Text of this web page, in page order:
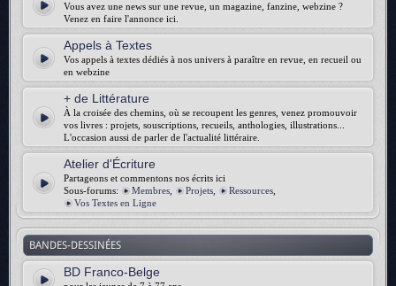
Vous avez une news sur une revue, un magazine, fanzine, webzine ?
Venez en faire l'annonce ici.
Appels à Textes
Vos appels à textes dédiés à nos univers à paraître en revue, en recueil ou
en webzine
+ de Littérature
À la croisée des chemins, où se recoupent les genres, venez promouvoir
vos livres : projets, souscriptions, recueils, anthologies, illustrations...
L'occasion aussi de parler de l'actualité littéraire.
Atelier d'Écriture
Partageons et commentons nos écrits ici
Sous-forums:
Membres Projets Ressources
Vos Textes en Ligne
BANDES-DESSINÉES
BD Franco-Belge